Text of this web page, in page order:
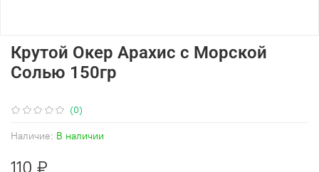
(0)
Наличие: В наличии
Крутой Окер Арахис с Морской
Солью 150гр
110 ₽